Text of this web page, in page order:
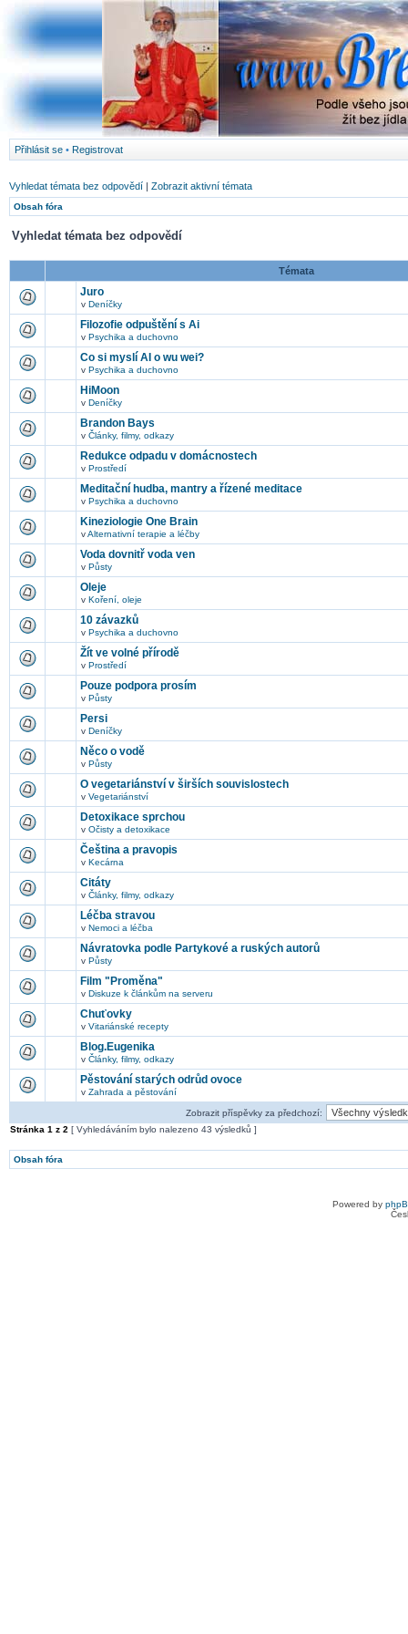
Přihlásit se • Registrovat
Vyhledat témata bez odpovědí | Zobrazit aktivní témata
Obsah fóra
Vyhledat témata bez odpovědí
Témata
Juro
v Deníčky
Filozofie odpuštění s Ai
v Psychika a duchovno
Co si myslí AI o wu wei?
v Psychika a duchovno
HiMoon
v Deníčky
Brandon Bays
v Články, filmy, odkazy
Redukce odpadu v domácnostech
v Prostředí
Meditační hudba, mantry a řízené meditace
v Psychika a duchovno
Kineziologie One Brain
vAlternativní terapie a léčby
Voda dovnitř voda ven
v Půsty
Oleje
v Koření, oleje
10 závazků
v Psychika a duchovno
Žít ve volné přírodě
v Prostředí
Pouze podpora prosím
v Půsty
Persi
v Deníčky
Něco o vodě
v Půsty
O vegetariánství v širších souvislostech
v Vegetariánství
Detoxikace sprchou
v Očisty a detoxikace
Čeština a pravopis
v Kecárna
Citáty
v Články, filmy, odkazy
Léčba stravou
v Nemoci a léčba
Návratovka podle Partykové a ruských autorů
v Půsty
Film "Proměna"
v Diskuze k článkům na serveru
Chuťovky
v Vitariánské recepty
Blog.Eugenika
v Články, filmy, odkazy
Pěstování starých odrůd ovoce
v Zahrada a pěstování
Zobrazit příspěvky za předchozí:
Stránka 1 z 2 [ Vyhledáváním bylo nalezeno 43 výsledků ]
Obsah fóra
Powered by